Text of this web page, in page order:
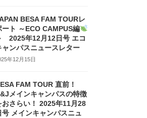
BESA FAM TOURレ
ート ～ECO CAMPUS編
2025年12月12日号 エコ
ャンパスニュースレター
年12月15日
FAM TOUR 直前！
メインキャンパスの特徴
おさらい！ 2025年11月28
号 メインキャンパスニュ